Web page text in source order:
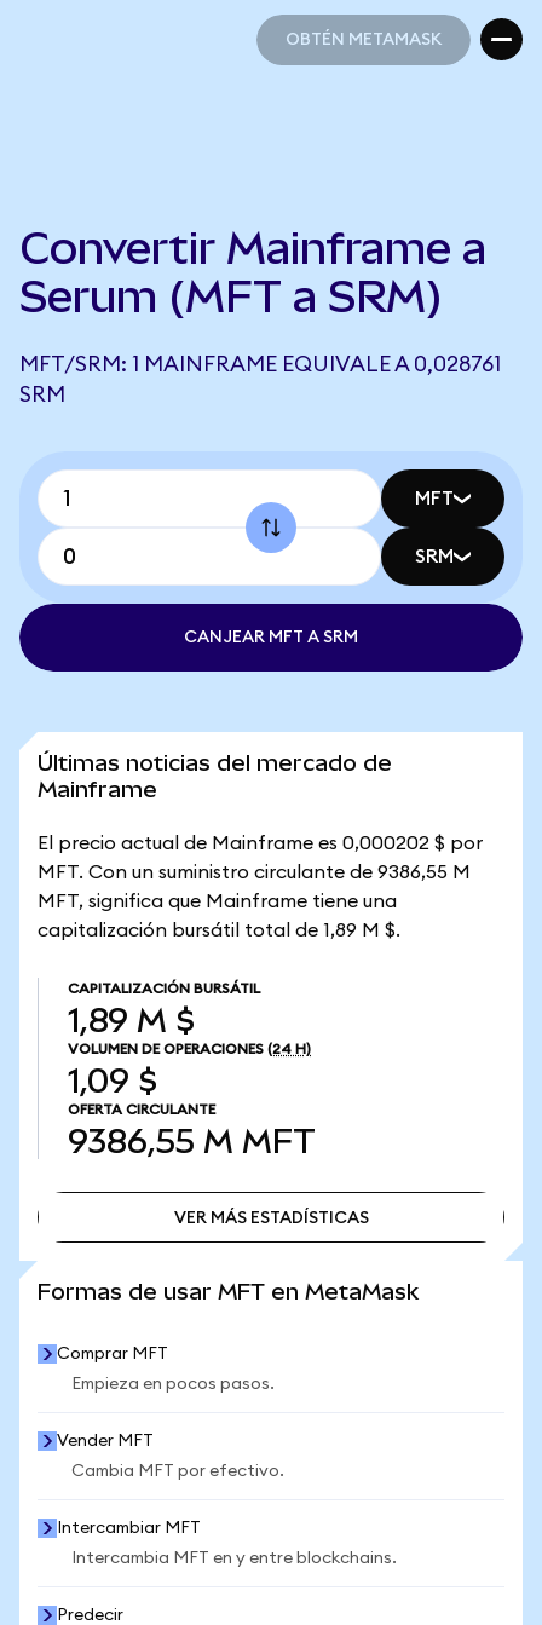
OBTÉN METAMASK
Convertir Mainframe a
Serum (MFT a SRM)
MFT/SRM: 1 MAINFRAME EQUIVALE A 0,028761
SRM
MFT
SRM
CANJEAR MFT A SRM
Últimas noticias del mercado de
Mainframe
El precio actual de Mainframe es 0,000202 $ por
MFT. Con un suministro circulante de 9386,55 M
MFT, significa que Mainframe tiene una
capitalización bursátil total de 1,89 M $.
CAPITALIZACIÓN BURSÁTIL
1,89 M $
VOLUMEN DE OPERACIONES (24 H)
1,09 $
OFERTA CIRCULANTE
9386,55 M MFT
VER MÁS ESTADÍSTICAS
Formas de usar MFT en MetaMask
Comprar MFT
Empieza en pocos pasos.
Vender MFT
Cambia MFT por efectivo.
Intercambiar MFT
Intercambia MFT en y entre blockchains.
Predecir